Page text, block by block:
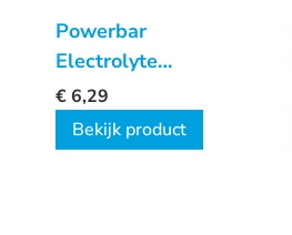
Powerbar
Electrolyte
Tabs
€6,29
Bekijk product